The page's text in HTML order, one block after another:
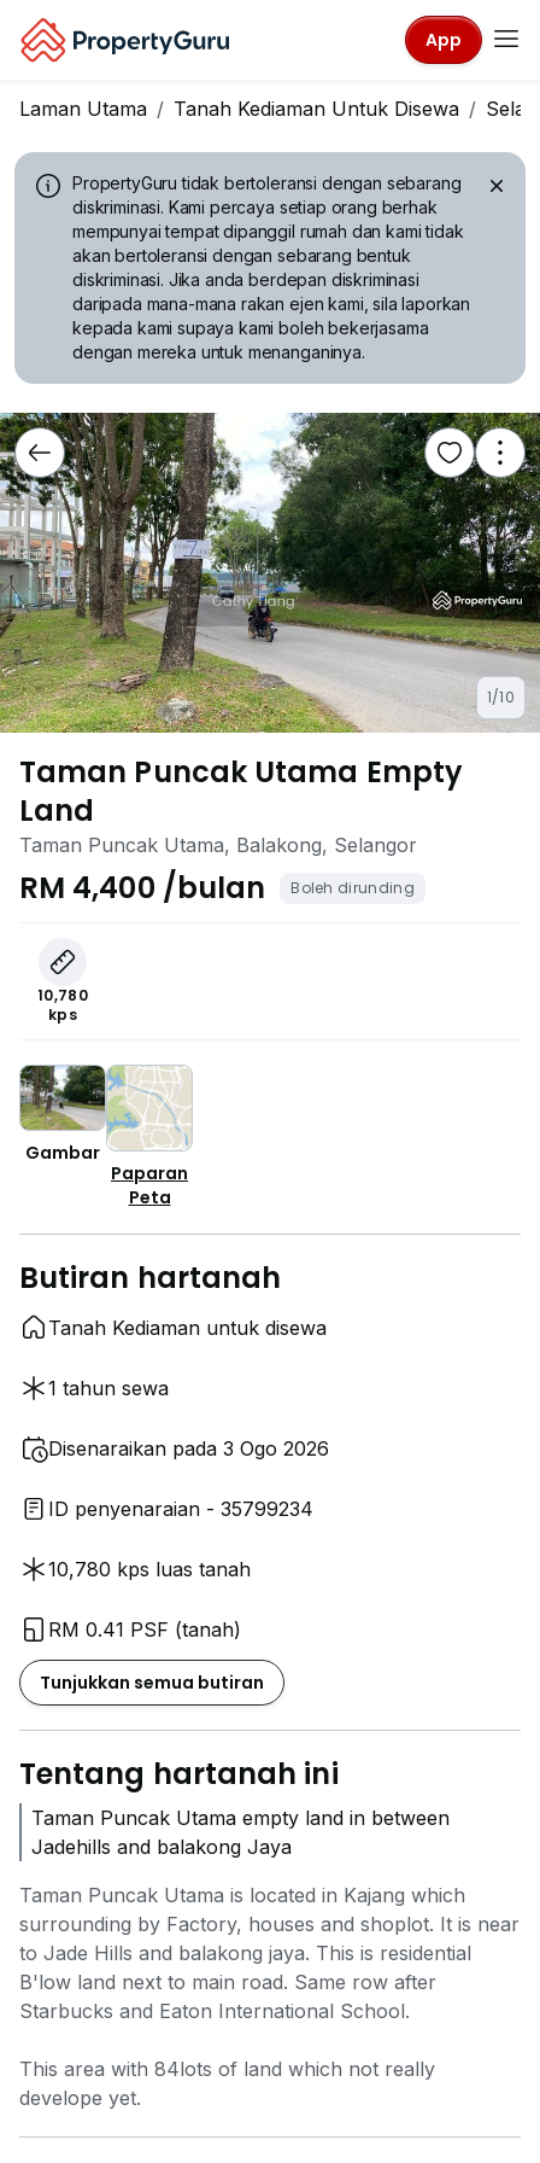
App
Laman Utama Tanah Kediaman Untuk Disewa
PropertyGuru tidak bertoleransi dengan sebarang
diskriminasi. Kami percaya setiap orang berhak
mempunyai tempat dipanggil rumah dan kami tidak
akan bertoleransi dengan sebarang bentuk
diskriminasi. Jika anda berdepan diskriminasi
daripada mana-mana rakan ejen kami, sila laporkan
kepada kami supaya kami boleh bekerjasama
dengan mereka untuk menanganinya.
1/10
Taman Puncak Utama Empty
Land
Taman Puncak Utama, Balakong, Selangor
RM 4,400 /bulan Boleh dirunding
10,780
kps
Gambar
Paparan
Peta
Butiran hartanah
Tanah Kediaman untuk disewa
1 tahun sewa
Disenaraikan pada 3 Ogo 2026
ID penyenaraian - 35799234
10,780 kps luas tanah
RM 0.41 PSF (tanah)
Tunjukkan semua butiran
Tentang hartanah ini
Taman Puncak Utama empty land in between
Jadehills and balakong Jaya
Taman Puncak Utama is located in Kajang which
surrounding by Factory, houses and shoplot. It is near
to Jade Hills and balakong jaya. This is residential
B'low land next to main road. Same row after
Starbucks and Eaton International School.
This area with 84lots of land which not really
develope yet.